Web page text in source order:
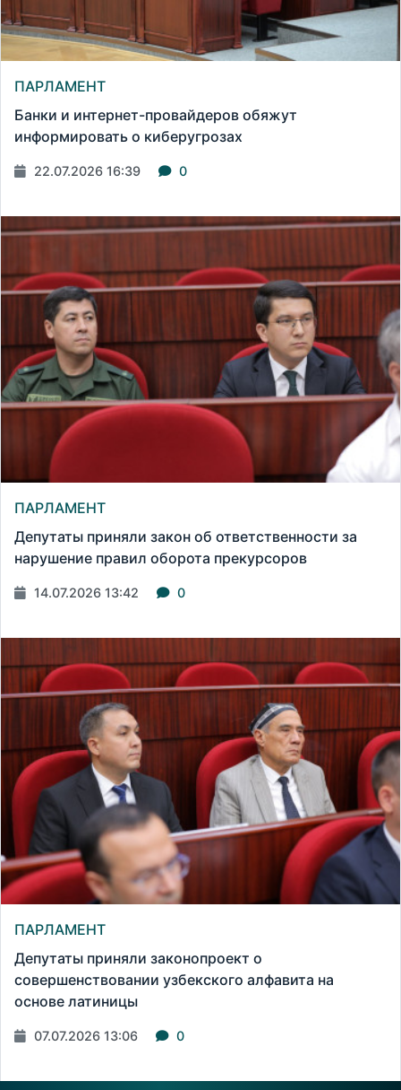
ПАРЛАМЕНТ
Банки и интернет-провайдеров обяжут
информировать о киберугрозах
22.07.2026 16:39 0
ПАРЛАМЕНТ
Депутаты приняли закон об ответственности за
нарушение правил оборота прекурсоров
14.07.2026 13:42 0
ПАРЛАМЕНТ
Депутаты приняли законопроект о
совершенствовании узбекского алфавита на
основе латиницы
07.07.2026 13:06 0